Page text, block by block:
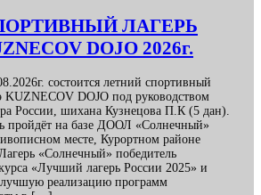
ЛАГЕРЬ
DOJO 2026г.
состоится летний спортивный
KUZNECOV DOJO под руководством
России, шихана Кузнецова П.К (5 дан).
пройдёт на базе ДООЛ «Солнечный»
месте, Курортном районе
«Солнечный» победитель
«Лучший лагерь России 2025» и
лучшую реализацию программ